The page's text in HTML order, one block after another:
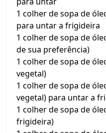
1 colher de sopa de
para untar a frigideira
1 colher de sopa de
de sua preferência)
1 colher de sopa de
vegetal)
1 colher de sopa de
vegetal) para untar a
1 colher de sopa de
frigideira)